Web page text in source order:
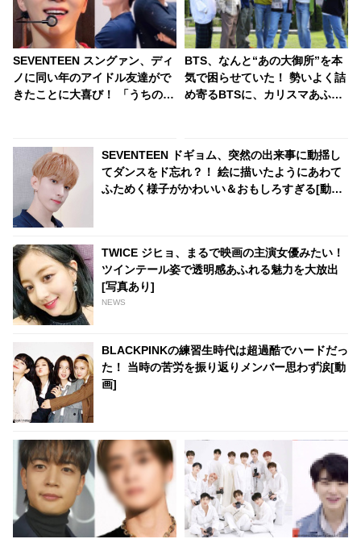
SEVENTEEN スングァン、ディ
ノに同い年のアイドル友達がで
きたことに大喜び！ 「うちのデ
しまくり！ ディノの友達とはい
ったいダレ？
BTS、なんと“あの大御所”を本
気で困らせていた！ 勢いよく詰
め寄るBTSに、カリスマあふれ
きてしまったまさかの事態にフ
ァン大爆笑
SEVENTEEN ドギョム、突然の出来事に動揺し
てダンスをド忘れ？！ 絵に描いたようにあわて
ふためく様子がかわいい＆おもしろすぎる[動画
TWICE ジヒョ、まるで映画の主演女優みたい！
ツインテール姿で透明感あふれる魅力を大放出
[写真あり]
NEWS
BLACKPINKの練習生時代は超過酷でハードだっ
た！ 当時の苦労を振り返りメンバー思わず涙[動
画]